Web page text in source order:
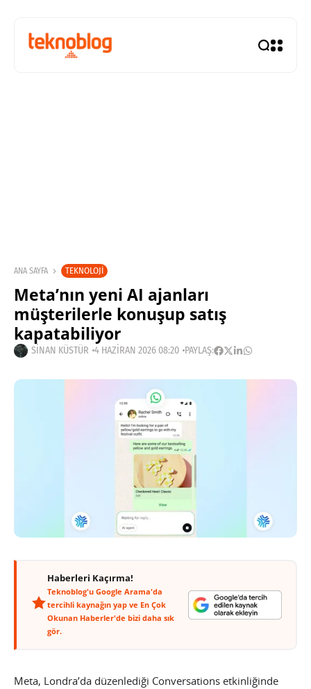
ANA SAYFA TEKNOLOJI
Meta’nın yeni AI ajanları
müşterilerle konuşup satış
kapatabiliyor
SINAN KÜSTÜR 4 HAZIRAN 2026 08:20 PAYLAŞ:
Haberleri Kaçırma!
Teknoblog'u Google Arama'da
tercihli kaynağın yap ve En Çok
Okunan Haberler'de bizi daha sık
gör.
Meta, Londra’da düzenlediği Conversations etkinliğinde